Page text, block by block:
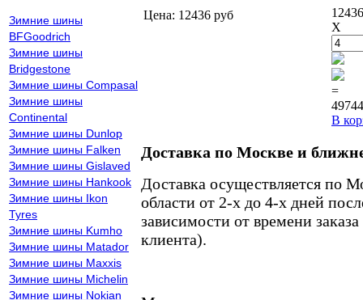
Зимние шины
BFGoodrich
Зимние шины
Bridgestone
Зимние шины Compasal
Зимние шины
Continental
Зимние шины Dunlop
Зимние шины Falken
Зимние шины Gislaved
Зимние шины Hankook
Зимние шины Ikon
Tyres
Зимние шины Kumho
Зимние шины Matador
Зимние шины Maxxis
Зимние шины Michelin
Зимние шины Nokian
Цена: 12436 руб
X
=
В
Доставка по Москве и
Доставка осуществляется по
области от 2-х до 4-х дней
зависимости от времени
клиента).